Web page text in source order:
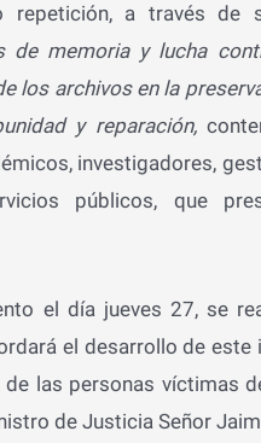
repetición, a través de
de memoria y lucha
los archivos en la
y reparación,
investigadores,
públicos, que
el día jueves 27, se
el desarrollo de
las personas víctimas
de Justicia Señor